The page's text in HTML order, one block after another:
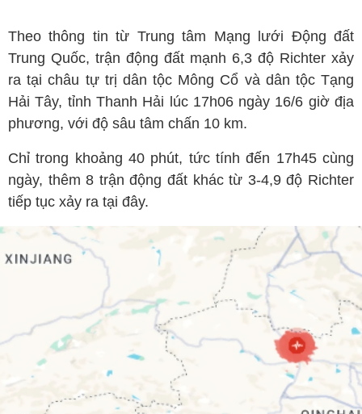
Theo thông tin từ Trung tâm Mạng lưới Động đất
Trung Quốc, trận động đất mạnh 6,3 độ Richter xảy
ra tại châu tự trị dân tộc Mông Cổ và dân tộc Tạng
Hải Tây, tỉnh Thanh Hải lúc 17h06 ngày 16/6 giờ địa
phương, với độ sâu tâm chấn 10 km.
Chỉ trong khoảng 40 phút, tức tính đến 17h45 cùng
ngày, thêm 8 trận động đất khác từ 3-4,9 độ Richter
tiếp tục xảy ra tại đây.